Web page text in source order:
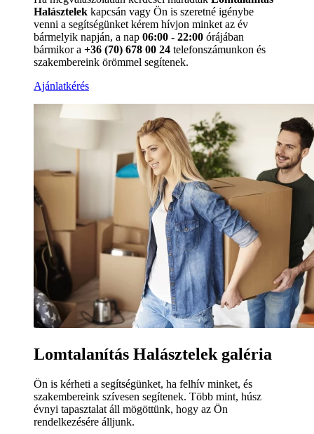
Halásztelek kapcsán vagy Ön is szeretné igénybe
venni a segítségünket kérem hívjon minket az év
bármelyik napján, a nap 06:00 - 22:00 órájában
bármikor a +36 (70) 678 00 24 telefonszámunkon és
szakembereink örömmel segítenek.
Ajánlatkérés
Lomtalanítás Halásztelek galéria
Ön is kérheti a segítségünket, ha felhív minket, és
szakembereink szívesen segítenek. Több mint, húsz
évnyi tapasztalat áll mögöttünk, hogy az Ön
rendelkezésére álljunk.